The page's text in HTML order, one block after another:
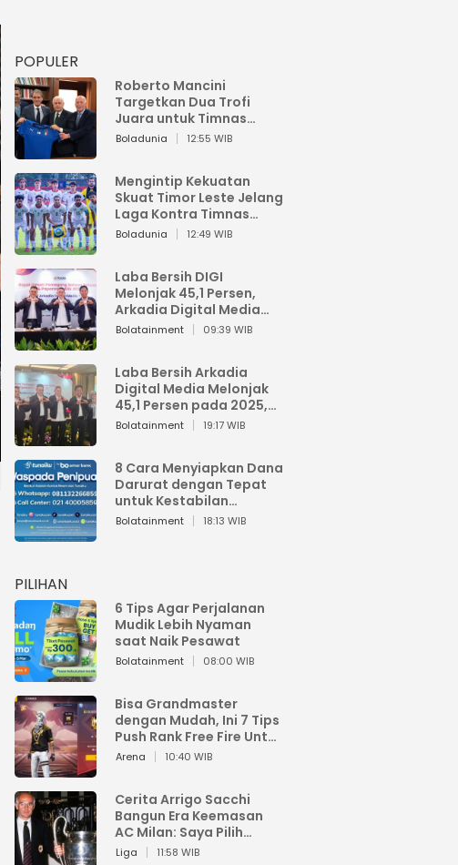
POPULER
Roberto Mancini
Targetkan Dua Trofi
Juara untuk Timnas
Italia
Boladunia 12:55 WIB
Mengintip Kekuatan
Skuat Timor Leste Jelang
Laga Kontra Timnas
Indonesia di Piala AFF
Boladunia 12:49 WIB
Laba Bersih DIGI
Melonjak 45,1 Persen,
Arkadia Digital Media
Perkuat Bisnis AI dan
Bolatainment 09:39 WIB
Laba Bersih Arkadia
Digital Media Melonjak
45,1 Persen pada 2025,
Sentuh Rp1,76 Miliar
Bolatainment 19:17 WIB
8 Cara Menyiapkan Dana
Darurat dengan Tepat
untuk Kestabilan
Keuangan
Bolatainment 18:13 WIB
PILIHAN
6 Tips Agar Perjalanan
Mudik Lebih Nyaman
saat Naik Pesawat
Bolatainment 08:00 WIB
Bisa Grandmaster
dengan Mudah, Ini 7 Tips
Push Rank Free Fire Untuk
Pemula
Arena 10:40 WIB
Cerita Arrigo Sacchi
Bangun Era Keemasan
AC Milan: Saya Pilih
Pemain dari Isi Otaknya
Liga 11:58 WIB